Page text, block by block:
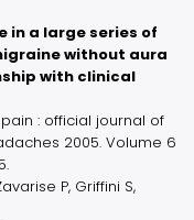
in a large series of
without aura
with clinical
: official journal of
2005. Volume 6
P, Griffini S,